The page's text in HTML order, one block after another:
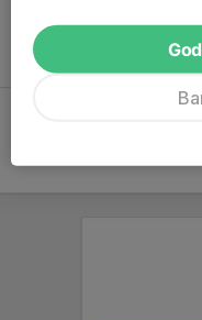
Träna med oss?
Skicka in en